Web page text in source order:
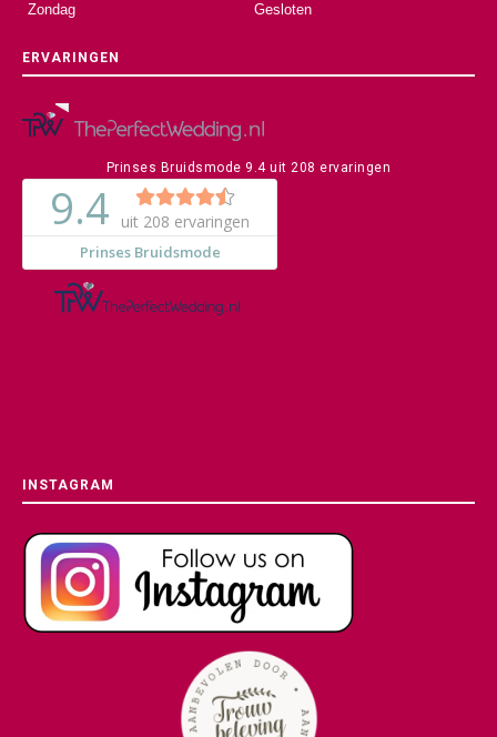
Zondag Gesloten
ERVARINGEN
Prinses Bruidsmode 9.4uit208 ervaringen
INSTAGRAM